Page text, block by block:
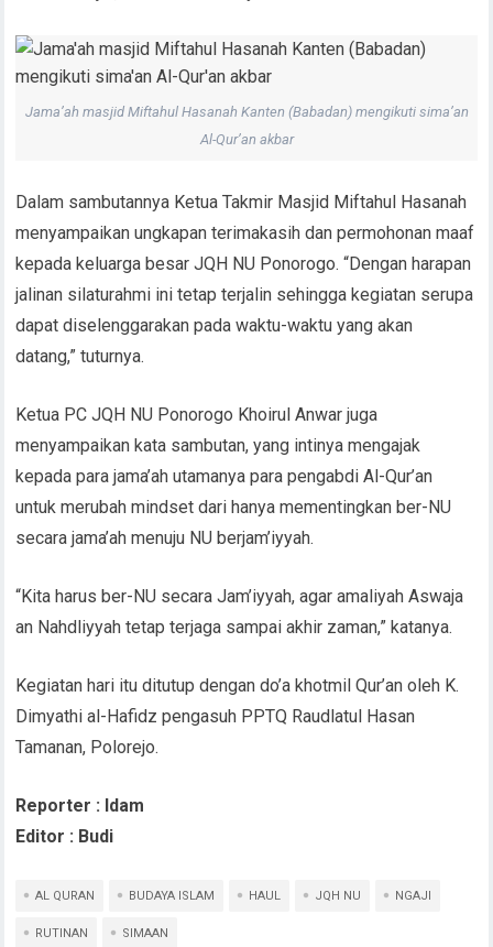
Jama’ah masjid Miftahul Hasanah Kanten (Babadan) mengikuti sima’an
Al-Qur’an akbar
Dalam sambutannya Ketua Takmir Masjid Miftahul Hasanah
menyampaikan ungkapan terimakasih dan permohonan maaf
kepada keluarga besar JQH NU Ponorogo. “Dengan harapan
jalinan silaturahmi ini tetap terjalin sehingga kegiatan serupa
dapat diselenggarakan pada waktu-waktu yang akan
datang,” tuturnya.
Ketua PC JQH NU Ponorogo Khoirul Anwar juga
menyampaikan kata sambutan, yang intinya mengajak
kepada para jama’ah utamanya para pengabdi Al-Qur’an
untuk merubah mindset dari hanya mementingkan ber-NU
secara jama’ah menuju NU berjam’iyyah.
“Kita harus ber-NU secara Jam’iyyah, agar amaliyah Aswaja
an Nahdliyyah tetap terjaga sampai akhir zaman,” katanya.
Kegiatan hari itu ditutup dengan do’a khotmil Qur’an oleh K.
Dimyathi al-Hafidz pengasuh PPTQ Raudlatul Hasan
Tamanan, Polorejo.
Reporter : Idam
Editor : Budi
AL QURAN BUDAYA ISLAM HAUL JQH NU NGAJI
RUTINAN SIMAAN